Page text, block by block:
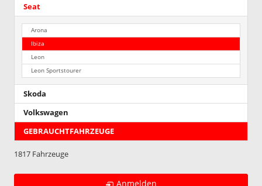
Seat
Arona
Ibiza
Leon
Leon Sportstourer
Skoda
Volkswagen
GEBRAUCHTFAHRZEUGE
1817 Fahrzeuge
Anmelden